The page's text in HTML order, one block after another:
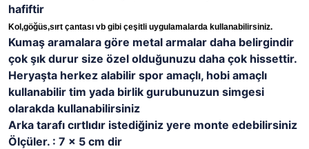
hafiftir
Kol,göğüs,sırt çantası vb gibi çeşitli uygulamalarda kullanabilirsiniz.
Kumaş aramalara göre metal armalar daha belirgindir
çok şık durur size özel olduğunuzu daha çok hissettir.
Heryaşta herkez alabilir spor amaçlı, hobi amaçlı
kullanabilir tim yada birlik gurubunuzun simgesi
olarakda kullanabilirsiniz
Arka tarafı cırtlıdır istediğiniz yere monte edebilirsiniz
Ölçüler. : 7 x 5 cm dir